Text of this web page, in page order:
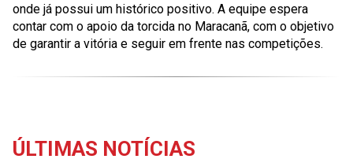
onde já possui um histórico positivo. A equipe espera
contar com o apoio da torcida no Maracanã, com o objetivo
de garantir a vitória e seguir em frente nas competições.
ÚLTIMAS NOTÍCIAS